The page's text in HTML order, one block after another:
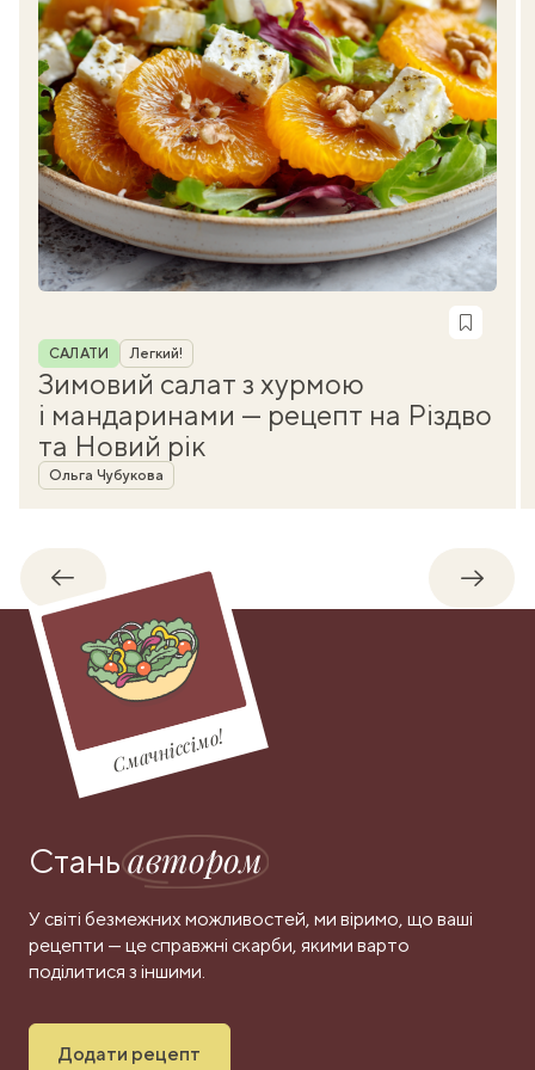
Рубрика
САЛАТИ Легкий!
Зимовий салат з хурмою
і мандаринами — рецепт на Різдво
та Новий рік
Автор
Ольга Чубукова
Назад
Смачніссімо!
Станьавтором
У світі безмежних можливостей, ми віримо, що ваші
рецепти — це справжні скарби, якими варто
поділитися з іншими.
Додати рецепт